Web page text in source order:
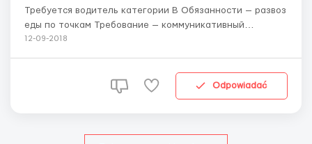
Требуется водитель категории В Обязанности — развоз
еды по точкам Требование — коммуникативный
польский ( умение прочитать куда и какой товар
оформления карты побыту -бесплатное пмт...
12-09-2018
Odpowiadać